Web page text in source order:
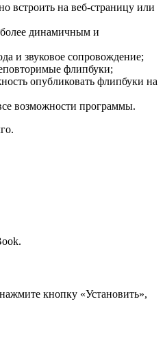
встроить на веб-страницу или
динамичным и
и звуковое сопровождение;
флипбуки;
опубликовать флипбуки на
возможности программы.
кнопку «Установить»,